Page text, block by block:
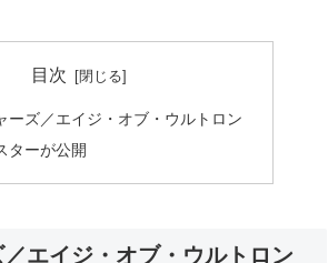
目次
ーズ／エイジ・オブ・ウルトロン
ターが公開
エイジ・オブ・ウルトロン